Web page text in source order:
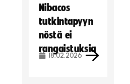
Nibacos
tutkintapyyn
nöstä ei
rangaistuksia
18.02.2026